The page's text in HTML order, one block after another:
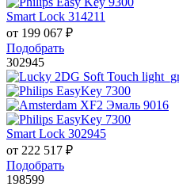
Smart Lock 314211
от 199 067 ₽
Подобрать
302945
Smart Lock 302945
от 222 517 ₽
Подобрать
198599